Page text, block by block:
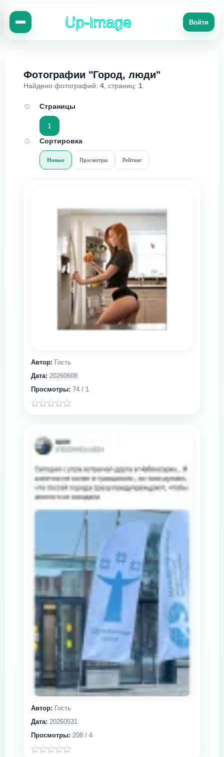
Up-Image Войти
Фотографии "Город, люди"
Найдено фотографий: 4 , страниц: 1
Страницы
1
Сортировка
Новые Просмотры Рейтинг
Автор: Гость
Дата: 20260608
Просмотры: 74 / 1
Автор: Гость
Дата: 20260531
Просмотры: 208 / 4